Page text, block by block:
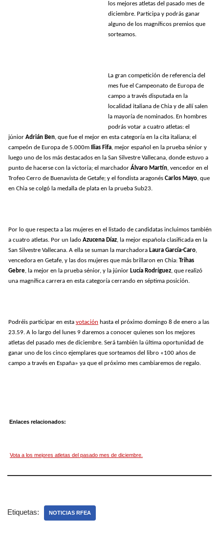
los mejores atletas del pasado mes de
diciembre. Participa y podrás ganar
alguno de los magníficos premios que
sorteamos.
La gran competición de referencia del
mes fue el Campeonato de Europa de
campo a través disputada en la
localidad italiana de Chia y de allí salen
la mayoría de nominados. En hombres
podrás votar a cuatro atletas: el
júnior Adrián Ben, que fue el mejor en esta categoría en la cita italiana; el
campeón de Europa de 5.000m
Ilias Fifa, mejor español en la prueba sénior y
luego uno de los más destacados en la San Silvestre Vallecana, donde estuvo a
punto de hacerse con la victoria; el marchador Álvaro Martín, vencedor en el
Trofeo Cerro de Buenavista de Getafe; y el fondista aragonés Carlos Mayo, que
en Chia se colgó la medalla de plata en la prueba Sub23.
Por lo que respecta a las mujeres en el listado de candidatas incluimos también
a cuatro atletas. Por un lado Azucena Díaz, la mejor española clasificada en la
San Silvestre Vallecana. A ella se suman la marchadora Laura García-Caro,
vencedora en Getafe, y las dos mujeres que más brillaron en Chia: Trihas
Gebre, la mejor en la prueba sénior, y la júnior Lucía Rodríguez, que realizó
una magnífica carrera en esta categoría cerrando en séptima posición.
Podréis participar en esta votación hasta el próximo domingo 8 de enero a las
23.59. A lo largo del lunes 9 daremos a conocer quienes son los mejores
atletas del pasado mes de diciembre. Será también la última oportunidad de
ganar uno de los cinco ejemplares que sorteamos del libro «100 años de
campo a través en España» ya que el próximo mes cambiaremos de regalo.
Enlaces relacionados:
Vota a los mejores atletas del pasado mes de diciembre.
Etiquetas: NOTICIAS RFEA